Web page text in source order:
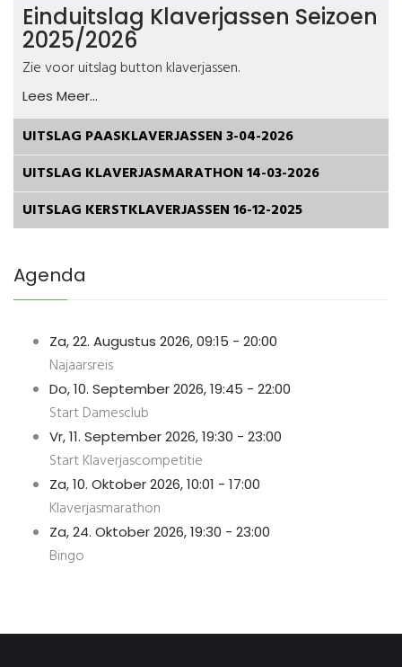
Einduitslag Klaverjassen Seizoen
2025/2026
Zie voor uitslag button klaverjassen.
Lees Meer...
UITSLAG PAASKLAVERJASSEN 3-04-2026
UITSLAG KLAVERJASMARATHON 14-03-2026
UITSLAG KERSTKLAVERJASSEN 16-12-2025
Agenda
Za, 22. Augustus 2026,09:15 - 20:00
Najaarsreis
Do, 10. September 2026,19:45 - 22:00
Start Damesclub
Vr, 11. September 2026,19:30 - 23:00
Start Klaverjascompetitie
Za, 10. Oktober 2026,10:01 - 17:00
Klaverjasmarathon
Za, 24. Oktober 2026,19:30 - 23:00
Bingo